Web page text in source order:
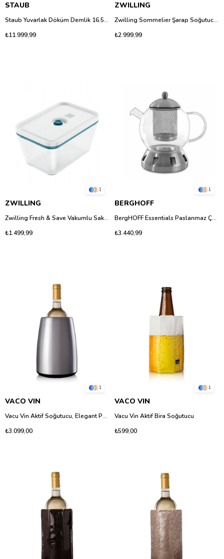
STAUB
Staub Yuvarlak Döküm Demlik 16.5 cm Siyah – Emaye Kaplamalı Çay Demliği
₺11.999,99
ZWILLING
Zwilling Sommelier Şarap Soğutucu - 20 cm | Mat Paslanmaz Çelik, Çift Cidarlı Tasarım
₺2.999,99
1
ZWILLING
Zwilling Fresh & Save Vakumlu Saklama Kabı, L Boy, Borosilikat Cam - 2 Litre Akdeniz Mavisi
₺1.499,99
1
BERGHOFF
BergHOFF Essentials Paslanmaz Çelik Çaydanlık, 1,3 lt - İndüksiyon Uyumlu
₺3.440,99
1
VACO VIN
Vacu Vin Aktif Soğutucu, Elegant Paslanmaz Çelik, Kutulu
₺3.099,00
1
VACO VIN
Vacu Vin Aktif Bira Soğutucu
₺599,00